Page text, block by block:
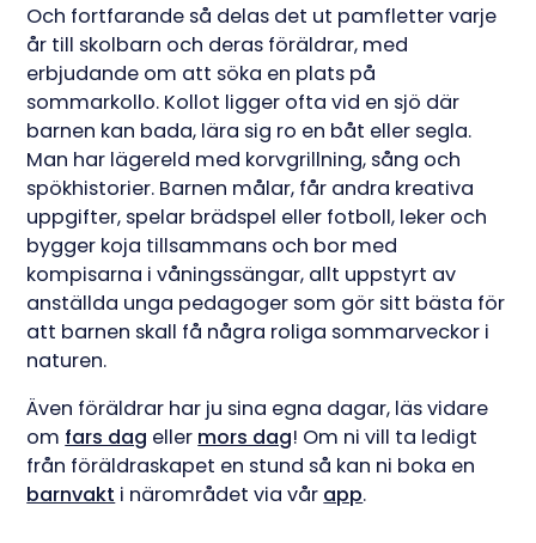
Och fortfarande så delas det ut pamfletter varje
år till skolbarn och deras föräldrar, med
erbjudande om att söka en plats på
sommarkollo. Kollot ligger ofta vid en sjö där
barnen kan bada, lära sig ro en båt eller segla.
Man har lägereld med korvgrillning, sång och
spökhistorier. Barnen målar, får andra kreativa
uppgifter, spelar brädspel eller fotboll, leker och
bygger koja tillsammans och bor med
kompisarna i våningssängar, allt uppstyrt av
anställda unga pedagoger som gör sitt bästa för
att barnen skall få några roliga sommarveckor i
naturen.
Även föräldrar har ju sina egna dagar, läs vidare
om fars dag eller mors dag! Om ni vill ta ledigt
från föräldraskapet en stund så kan ni boka en
barnvakt i närområdet via vår app.